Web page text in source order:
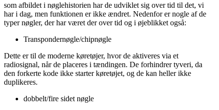
som afbildet i nøglehistorien har de udviklet sig over tid til det, vi
har i dag, men funktionen er ikke ændret. Nedenfor er nogle af de
typer nøgler, der har været der over tid og i øjeblikket også:
Transpondernøgle/chipnøgle
Dette er til de moderne køretøjer, hvor de aktiveres via et
radiosignal, når de placeres i tændingen. De forhindrer tyveri, da
den forkerte kode ikke starter køretøjet, og de kan heller ikke
duplikeres.
dobbelt/fire sidet nøgle